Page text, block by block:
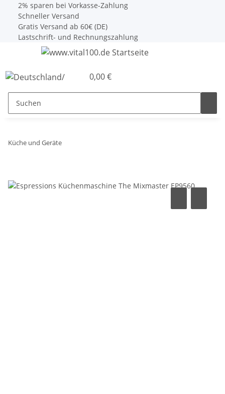
2% sparen bei Vorkasse-Zahlung
Schneller Versand
Gratis Versand ab 60€ (DE)
Lastschrift- und Rechnungszahlung
0,00 €
Küche und Geräte